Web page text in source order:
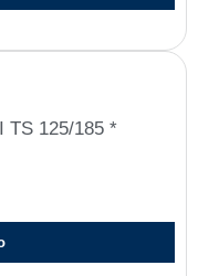
TS 125/185 *